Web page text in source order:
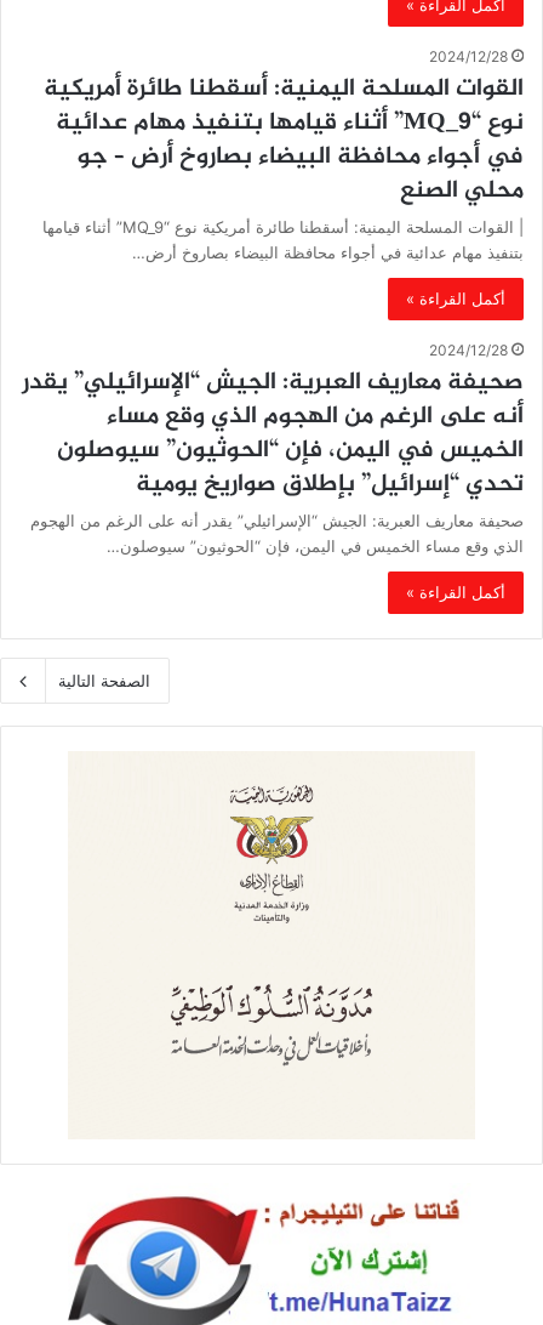
أكمل القراءة »
2024/12/28
القوات المسلحة اليمنية: أسقطنا طائرة أمريكية
نوع “MQ_9” أثناء قيامها بتنفيذ مهام عدائية
في أجواء محافظة البيضاء بصاروخ أرض – جو
محلي الصنع
| القوات المسلحة اليمنية: أسقطنا طائرة أمريكية نوع “MQ_9” أثناء قيامها
بتنفيذ مهام عدائية في أجواء محافظة البيضاء بصاروخ أرض…
أكمل القراءة »
2024/12/28
صحيفة معاريف العبرية: الجيش “الإسرائيلي” يقدر
أنه على الرغم من الهجوم الذي وقع مساء
الخميس في اليمن، فإن “الحوثيون” سيوصلون
تحدي “إسرائيل” بإطلاق صواريخ يومية
صحيفة معاريف العبرية: الجيش “الإسرائيلي” يقدر أنه على الرغم من الهجوم
الذي وقع مساء الخميس في اليمن، فإن “الحوثيون” سيوصلون…
أكمل القراءة »
الصفحة التالية